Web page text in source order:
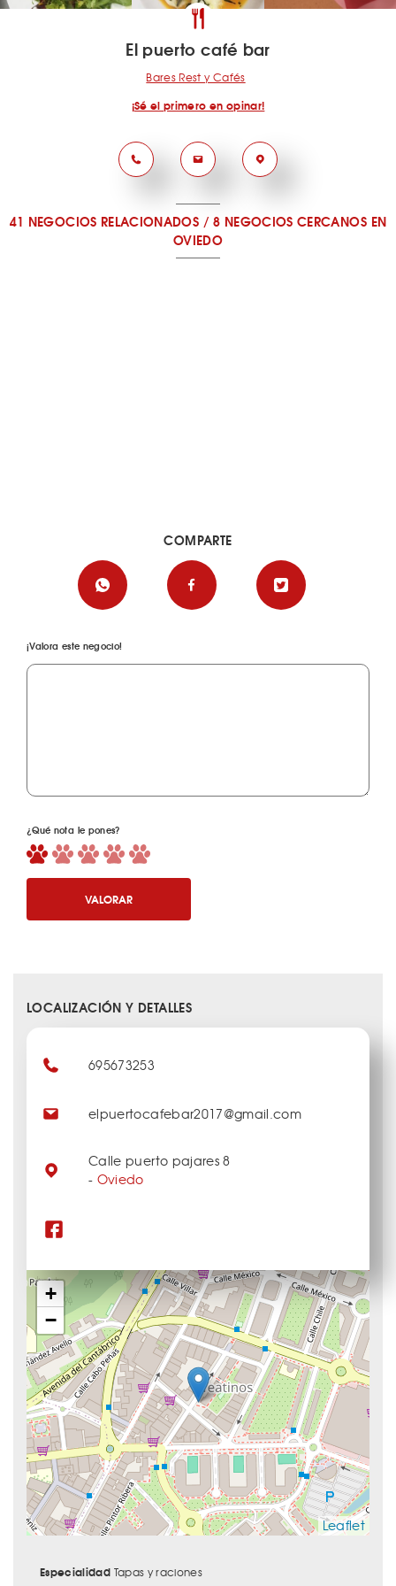
El puerto café bar
Bares Rest y Cafés
¡Sé el primero en opinar!
41 NEGOCIOS RELACIONADOS /8 NEGOCIOS CERCANOS EN
OVIEDO
¡Valora este negocio!
¿Qué nota le pones?
VALORAR
COMPARTE
LOCALIZACIÓN Y DETALLES
+
−
Leaflet
695673253
elpuertocafebar2017@gmail.com
Calle puerto pajares 8
- Oviedo
Especialidad Tapas y raciones